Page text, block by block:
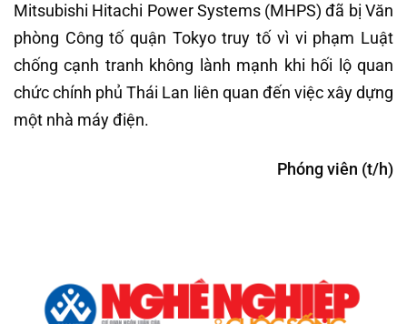
Mitsubishi Hitachi Power Systems (MHPS) đã bị Văn
phòng Công tố quận Tokyo truy tố vì vi phạm Luật
chống cạnh tranh không lành mạnh khi hối lộ quan
chức chính phủ Thái Lan liên quan đến việc xây dựng
một nhà máy điện.
Phóng viên (t/h)